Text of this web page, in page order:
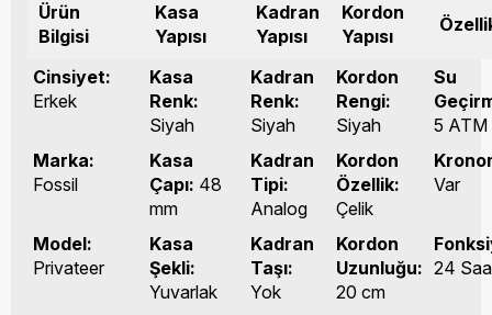
Ürün
Bilgisi
Kasa
Yapısı
Kadran
Yapısı
Kordon
Yapısı
Cinsiyet:
Erkek
Kasa
Renk:
Siyah
Kadran
Renk:
Siyah
Kordon
Rengi:
Siyah
Su
5 ATM
Marka:
Fossil
Kasa
Çapı: 48
mm
Kadran
Tipi:
Analog
Kordon
Özellik:
Çelik
Var
Model:
Privateer
Kasa
Şekli:
Yuvarlak
Kadran
Taşı:
Yok
Kordon
Uzunluğu:
20 cm
24